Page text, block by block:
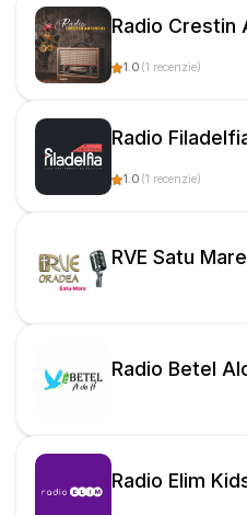
Radio Crestin
1.0 (1 recenzie)
Radio
1.0 (1 recenzie)
RVE Satu Mare
Radio Betel
Radio Elim